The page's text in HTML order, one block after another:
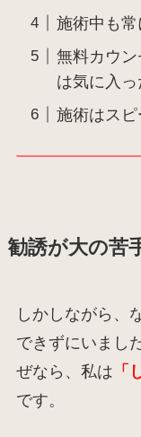
施術中も常
無料カウ
は気に入っ
施術はスピ
勧誘が大の苦
しかしながら、
できずにいました
ぜなら、私は 「
です。